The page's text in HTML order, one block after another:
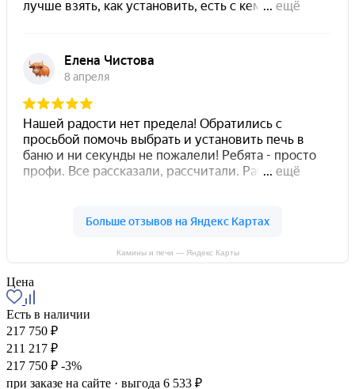
Камины и печи — Яндекс Карты
Цена
Есть в наличии
217 750 ₽
211 217 ₽
217 750 ₽ -3%
при заказе на сайте · выгода 6 533 ₽